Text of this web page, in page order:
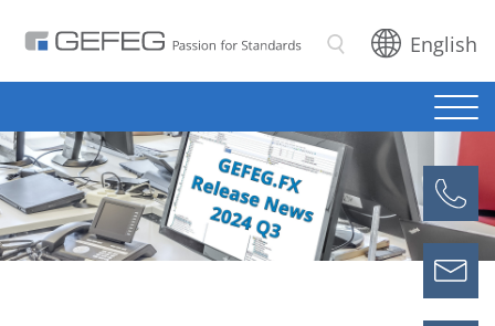
SuchenEnglish